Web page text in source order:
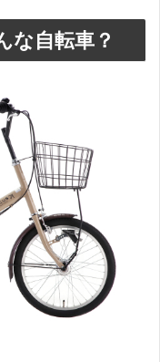
な自転車？